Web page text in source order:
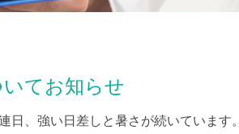
てお知らせ
、強い日差しと暑さが続いています。